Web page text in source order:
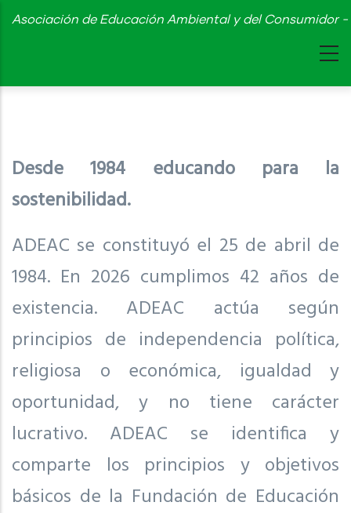
Skip
content
Asociación de Educación Ambiental y del Consumidor
Desde 1984 educando para la
sostenibilidad.
ADEAC se constituyó el 25 de abril de
1984. En 2026 cumplimos 42 años de
existencia. ADEAC actúa según
principios de independencia política,
religiosa o económica, igualdad y
oportunidad, y no tiene carácter
lucrativo. ADEAC se identifica y
comparte los principios y objetivos
básicos de la Fundación de Educación